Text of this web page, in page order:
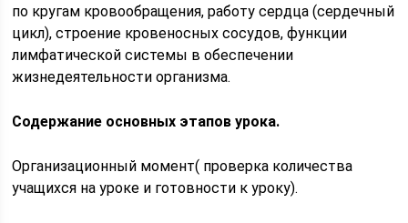
по кругам кровообращения, работу сердца (сердечный
цикл), строение кровеносных сосудов, функции
лимфатической системы в обеспечении
жизнедеятельности организма.
Содержание основных этапов урока.
Организационный момент( проверка количества
учащихся на уроке и готовности к уроку).